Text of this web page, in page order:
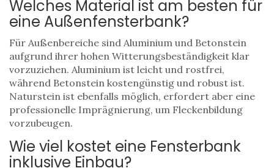
Welches Material ist am besten für
eine Außenfensterbank?
Für Außenbereiche sind Aluminium und Betonstein
aufgrund ihrer hohen Witterungsbeständigkeit klar
vorzuziehen. Aluminium ist leicht und rostfrei,
während Betonstein kostengünstig und robust ist.
Naturstein ist ebenfalls möglich, erfordert aber eine
professionelle Imprägnierung, um Fleckenbildung
vorzubeugen.
Wie viel kostet eine Fensterbank
inklusive Einbau?